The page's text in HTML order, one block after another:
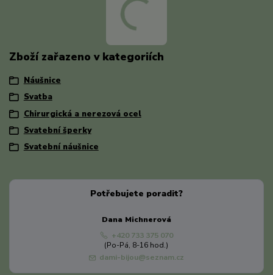
Zboží zařazeno v kategoriích
Náušnice
Svatba
Chirurgická a nerezová ocel
Svatební šperky
Svatební náušnice
Potřebujete poradit?
Dana Michnerová
+420 733 375 070
(Po-Pá, 8-16 hod.)
dami-bijou@seznam.cz